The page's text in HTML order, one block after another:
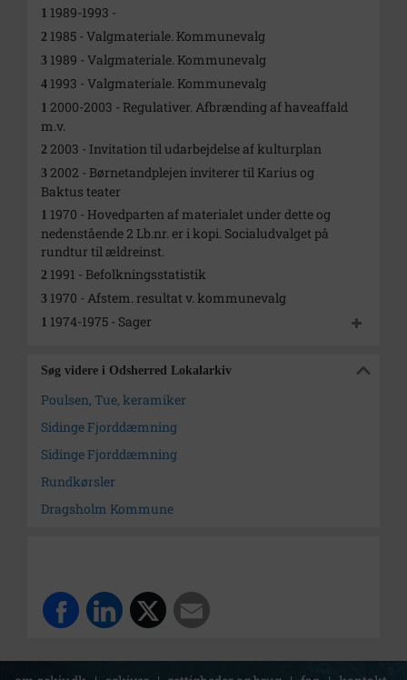
1 1989-1993 -
2 1985 - Valgmateriale. Kommunevalg
3 1989 - Valgmateriale. Kommunevalg
4 1993 - Valgmateriale. Kommunevalg
1 2000-2003 - Regulativer. Afbrænding af haveaffald
m.v.
2 2003 - Invitation til udarbejdelse af kulturplan
3 2002 - Børnetandplejen inviterer til Karius og
Baktus teater
1 1970 - Hovedparten af materialet under dette og
nedenstående 2 Lb.nr. er i kopi. Socialudvalget på
rundtur til ældreinst.
2 1991 - Befolkningsstatistik
3 1970 - Afstem. resultat v. kommunevalg
1 1974-1975 - Sager
Søg videre i Odsherred Lokalarkiv
Poulsen, Tue, keramiker
Sidinge Fjorddæmning
Sidinge Fjorddæmning
Rundkørsler
Dragsholm Kommune